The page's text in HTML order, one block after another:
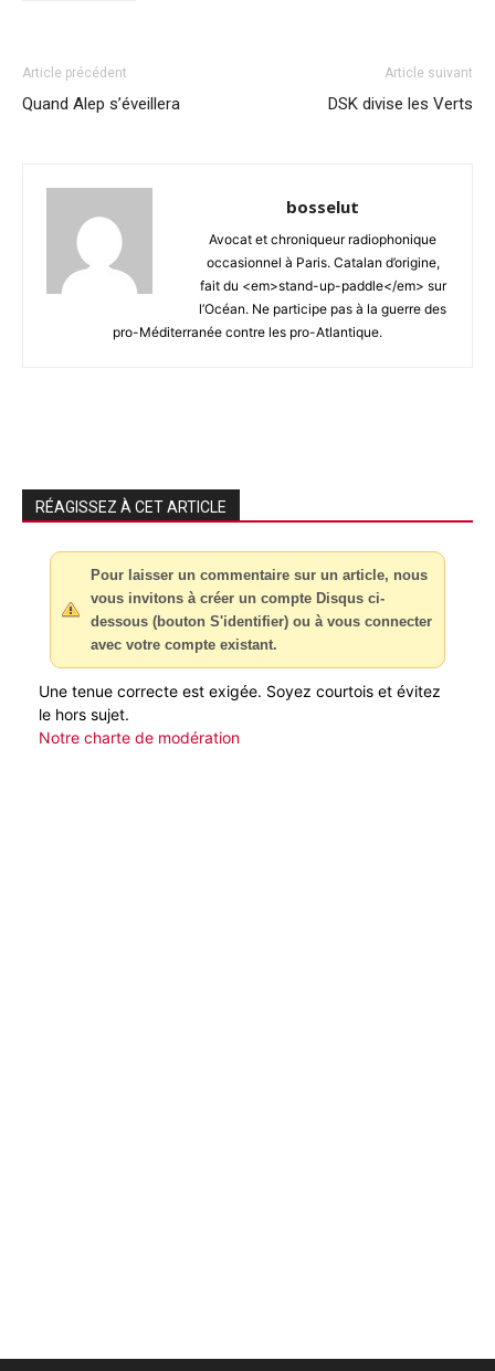
Article précédent
Quand Alep s’éveillera
Article suivant
DSK divise les Verts
bosselut
Avocat et chroniqueur radiophonique
occasionnel à Paris. Catalan d’origine,
fait du <em>stand-up-paddle</em> sur
l’Océan. Ne participe pas à la guerre des
pro-Méditerranée contre les pro-Atlantique.
RÉAGISSEZ À CET ARTICLE
Pour laisser un commentaire sur un article, nous
vous invitons à créer un compte Disqus ci-
dessous (bouton S'identifier) ou à vous connecter
avec votre compte existant.
Une tenue correcte est exigée. Soyez courtois et évitez
le hors sujet.
Notre charte de modération